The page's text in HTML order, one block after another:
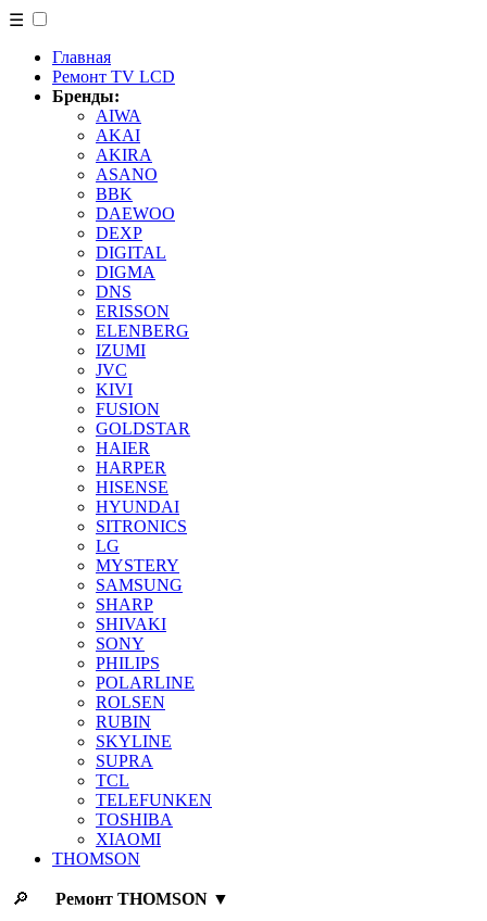
☰
Главная
Ремонт TV LCD
Бренды:
AIWA
AKAI
AKIRA
ASANO
BBK
DAEWOO
DEXP
DIGITAL
DIGMA
DNS
ERISSON
ELENBERG
IZUMI
JVC
KIVI
FUSION
GOLDSTAR
HAIER
HARPER
HISENSE
HYUNDAI
SITRONICS
LG
MYSTERY
SAMSUNG
SHARP
SHIVAKI
SONY
PHILIPS
POLARLINE
ROLSEN
RUBIN
SKYLINE
SUPRA
TCL
TELEFUNKEN
TOSHIBA
XIAOMI
THOMSON
🔎 Ремонт THOMSON ▼